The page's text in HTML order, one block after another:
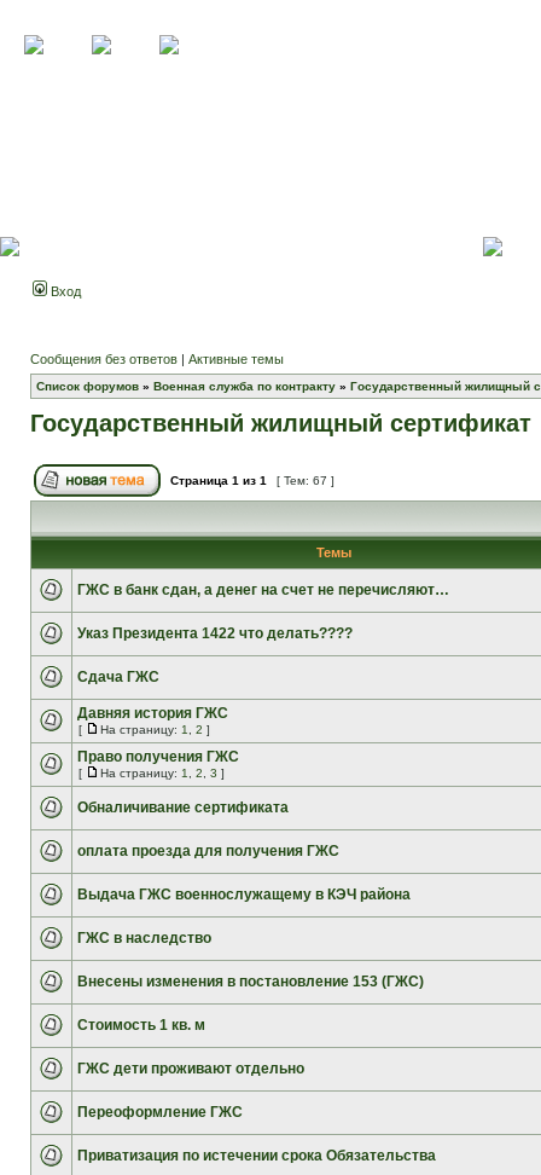
Вход
Сообщения без ответов | Активные темы
Список форумов » Военная служба по контракту » Государственный жилищный
Государственный жилищный сертификат
Страница 1 из 1 [ Тем: 67 ]
Темы
ГЖС в банк сдан, а денег на счет не перечисляют…
Указ Президента 1422 что делать????
Сдача ГЖС
Давняя история ГЖС
[ На страницу: 1 2 ]
Право получения ГЖС
[ На страницу: 1 2 3 ]
Обналичивание сертификата
оплата проезда для получения ГЖС
Выдача ГЖС военнослужащему в КЭЧ района
ГЖС в наследство
Внесены изменения в постановление 153 (ГЖС)
Стоимость 1 кв. м
ГЖС дети проживают отдельно
Переоформление ГЖС
Приватизация по истечении срока Обязательства